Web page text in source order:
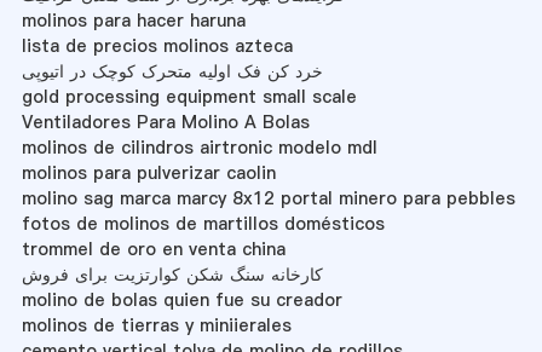
molinos para hacer haruna
lista de precios molinos azteca
خرد کن فک اولیه متحرک کوچک در اتیوپی
gold processing equipment small scale
Ventiladores Para Molino A Bolas
molinos de cilindros airtronic modelo mdl
molinos para pulverizar caolin
molino sag marca marcy 8x12 portal minero para pebbles
fotos de molinos de martillos domésticos
trommel de oro en venta china
کارخانه سنگ شکن کوارتزیت برای فروش
molino de bolas quien fue su creador
molinos de tierras y miniierales